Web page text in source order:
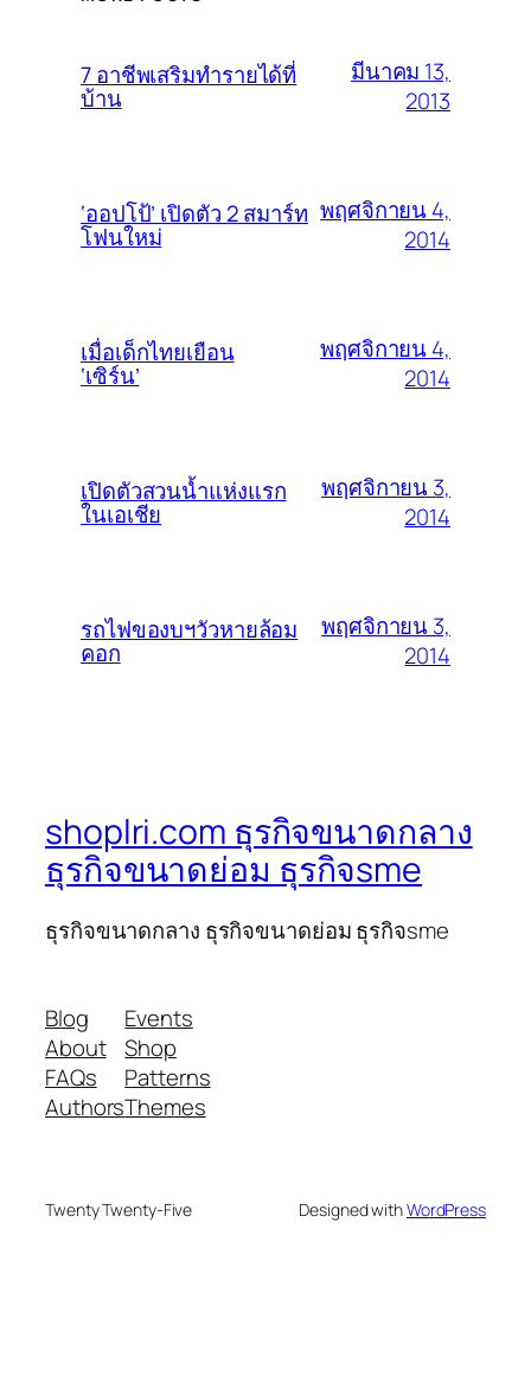
7 อาชีพเสริมทำรายได้ที่
บ้าน
มีนาคม 13,
2013
‘ออปโป้’ เปิดตัว 2 สมาร์ท
โฟนใหม่
พฤศจิกายน 4,
2014
เมื่อเด็กไทยเยือน
‘เซิร์น’
พฤศจิกายน 4,
2014
เปิดตัวสวนน้ำแห่งแรก
ในเอเชีย
พฤศจิกายน 3,
2014
รถไฟของบฯวัวหายล้อม
คอก
พฤศจิกายน 3,
2014
shoplri.com ธุรกิจขนาดกลาง
ธุรกิจขนาดย่อม ธุรกิจsme
ธุรกิจขนาดกลาง ธุรกิจขนาดย่อม ธุรกิจsme
Blog
About
FAQs
Authors
Events
Shop
Patterns
Themes
Twenty Twenty-Five Designed withWordPress